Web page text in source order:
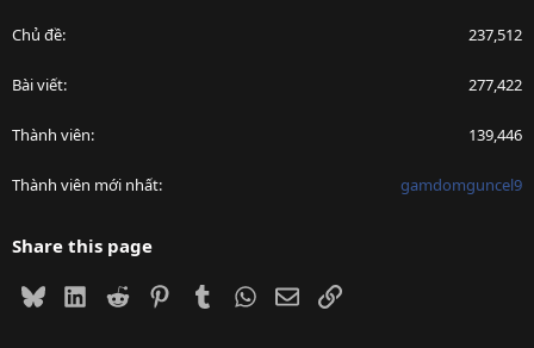
Chủ đề 237,512
Bài viết 277,422
Thành viên 139,446
Thành viên mới nhất gamdomguncel9
Share this page
BlueskyLinkedIn
Reddit PinterestTumblrWhatsApp
EmailLink